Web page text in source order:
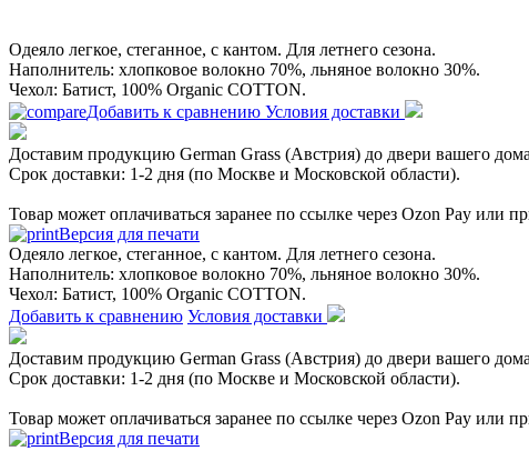
Одеяло легкое, стеганное, с кантом. Для летнего сезона.
Наполнитель: хлопковое волокно 70%, льняное волокно 30%.
Чехол: Батист, 100% Organic COTТON.
Добавить к сравнению Условия доставки
Доставим продукцию German Grass (Австрия) до двери вашего
Срок доставки: 1-2 дня (по Москве и Московской области).
Товар может оплачиваться заранее по ссылке через Ozon Pay или
Версия для печати
Одеяло легкое, стеганное, с кантом. Для летнего сезона.
Наполнитель: хлопковое волокно 70%, льняное волокно 30%.
Чехол: Батист, 100% Organic COTТON.
Добавить к сравнению Условия доставки
Доставим продукцию German Grass (Австрия) до двери вашего
Срок доставки: 1-2 дня (по Москве и Московской области).
Товар может оплачиваться заранее по ссылке через Ozon Pay или
Версия для печати